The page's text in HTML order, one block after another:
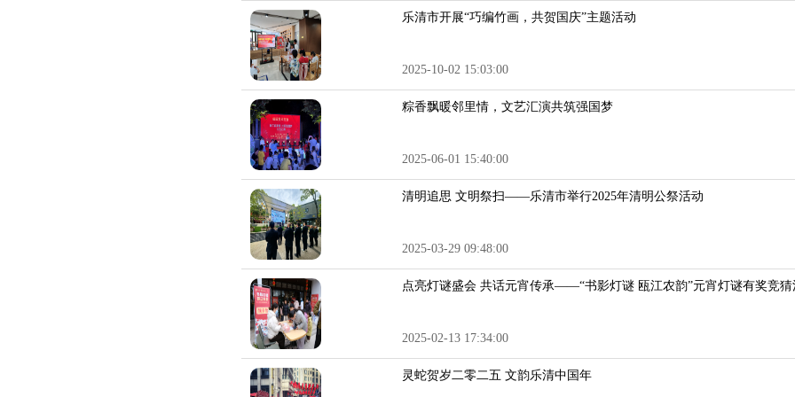
乐清市开展“巧编竹画，共贺国庆”主题活动
2025-10-02 15:03:00
粽香飘暖邻里情，文艺汇演共筑强国梦
2025-06-01 15:40:00
清明追思 文明祭扫——乐清市举行2025年清明公祭活动
2025-03-29 09:48:00
点亮灯谜盛会 共话元宵传承——“书影灯谜 瓯江农韵”元宵灯谜有奖竞猜
2025-02-13 17:34:00
灵蛇贺岁二零二五 文韵乐清中国年